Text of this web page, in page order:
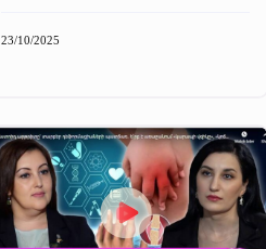
23/10/2025